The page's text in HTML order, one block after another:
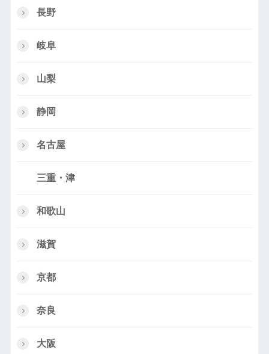
長野
岐阜
山梨
静岡
名古屋
三重・津
和歌山
滋賀
京都
奈良
大阪